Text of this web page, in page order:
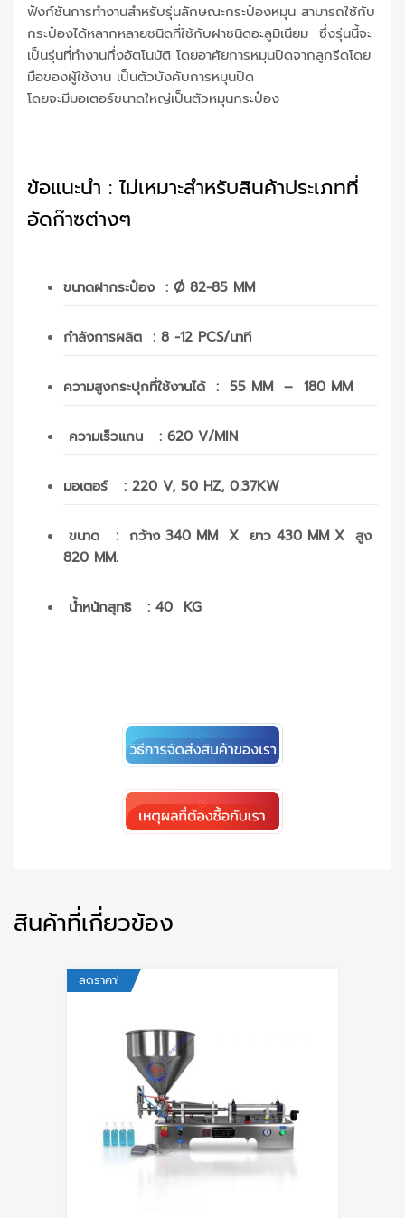
ฟังก์ชันการทำงานสำหรับรุ่นลักษณะกระป๋องหมุน สามารถใช้กับ
กระป๋องได้หลากหลายชนิดที่ใช้กับฝาชนิดอะลูมิเนียม ซึ่งรุ่นนี้จะ
เป็นรุ่นที่ทำงานกึ่งอัตโนมัติ โดยอาศัยการหมุนปิดจากลูกรีดโดย
มือของผู้ใช้งาน เป็นตัวบังคับการหมุนปิด
โดยจะมีมอเตอร์ขนาดใหญ่เป็นตัวหมุนกระป๋อง
ข้อแนะนำ : ไม่เหมาะสำหรับสินค้าประเภทที่
อัดก๊าซต่างๆ
ขนาดฝากระป๋อง : Ø 82-85 MM
กำลังการผลิต : 8 -12 PCS/นาที
ความสูงกระปุกที่ใช้งานได้ : 55 MM – 180 MM
ความเร็วแกน : 620 V/MIN
มอเตอร์ : 220 V, 50 HZ, 0.37KW
ขนาด : กว้าง 340 MM X ยาว 430 MM X สูง
820 MM.
น้ำหนักสุทธิ : 40 KG
สินค้าที่เกี่ยวข้อง
ลดราคา!